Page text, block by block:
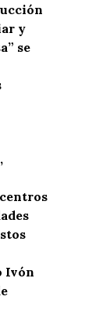
y
se
Ivón